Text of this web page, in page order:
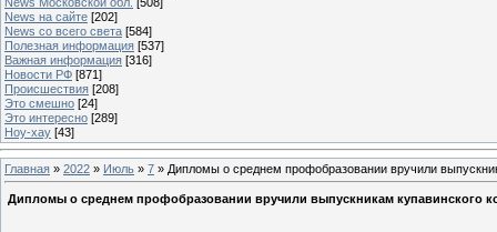
News на сайте [202]
News со всего света [584]
Полезная информация [537]
Важная информация [316]
Новости РФ [871]
Происшествия [208]
Это смешно [24]
Это интересно [289]
Ноу-хау [43]
Главная » 2022 » Июль » 7 » Дипломы о среднем профобразовании вручили
Дипломы о среднем профобразовании вручили выпускникам купавинского